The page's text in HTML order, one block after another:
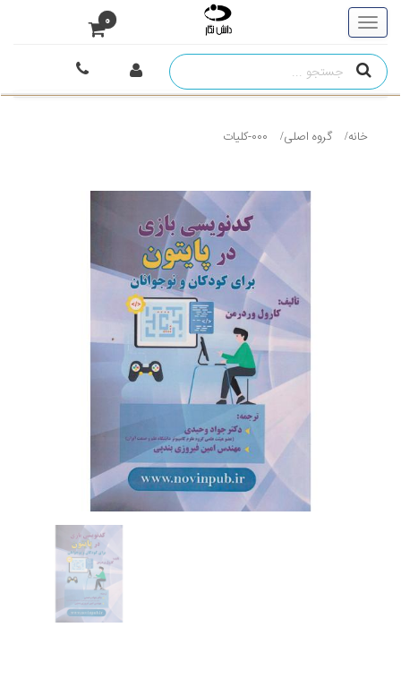
0
خانه گروه اصلی 000-کلیات